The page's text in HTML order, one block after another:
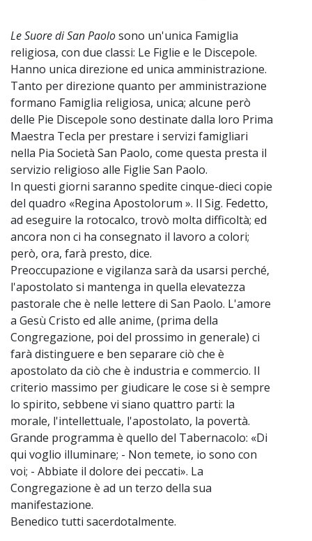
Le Suore di San Paolosono un'unica Famiglia
religiosa, con due classi: Le Figlie e le Discepole.
Hanno unica direzione ed unica amministrazione.
Tanto per direzione quanto per amministrazione
formano Famiglia religiosa, unica; alcune però
delle Pie Discepole sono destinate dalla loro Prima
Maestra Tecla per prestare i servizi famigliari
nella Pia Società San Paolo, come questa presta il
servizio religioso alle Figlie San Paolo.
In questi giorni saranno spedite cinque-dieci copie
del quadro «Regina Apostolorum ». Il Sig. Fedetto,
ad eseguire la rotocalco, trovò molta difficoltà; ed
ancora non ci ha consegnato il lavoro a colori;
però, ora, farà presto, dice.
Preoccupazione e vigilanza sarà da usarsi perché‚
l'apostolato si mantenga in quella elevatezza
pastorale che è nelle lettere di San Paolo. L'amore
a Gesù Cristo ed alle anime, (prima della
Congregazione, poi del prossimo in generale) ci
farà distinguere e ben separare ciò che è
apostolato da ciò che è industria e commercio. Il
criterio massimo per giudicare le cose si è sempre
lo spirito, sebbene vi siano quattro parti: la
morale, l'intellettuale, l'apostolato, la povertà.
Grande programma è quello del Tabernacolo: «Di
qui voglio illuminare; - Non temete, io sono con
voi; - Abbiate il dolore dei peccati». La
Congregazione è ad un terzo della sua
manifestazione.
Benedico tutti sacerdotalmente.